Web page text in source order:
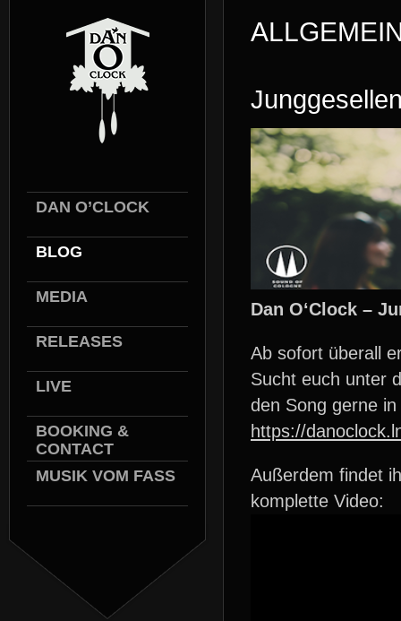
DAN O’CLOCK
BLOG
MEDIA
RELEASES
LIVE
BOOKING &
CONTACT
MUSIK VOM FASS
Dan O‘Clock –
Ab sofort überall
Sucht euch unter
den Song gerne
https://
Außerdem findet
komplette Video: